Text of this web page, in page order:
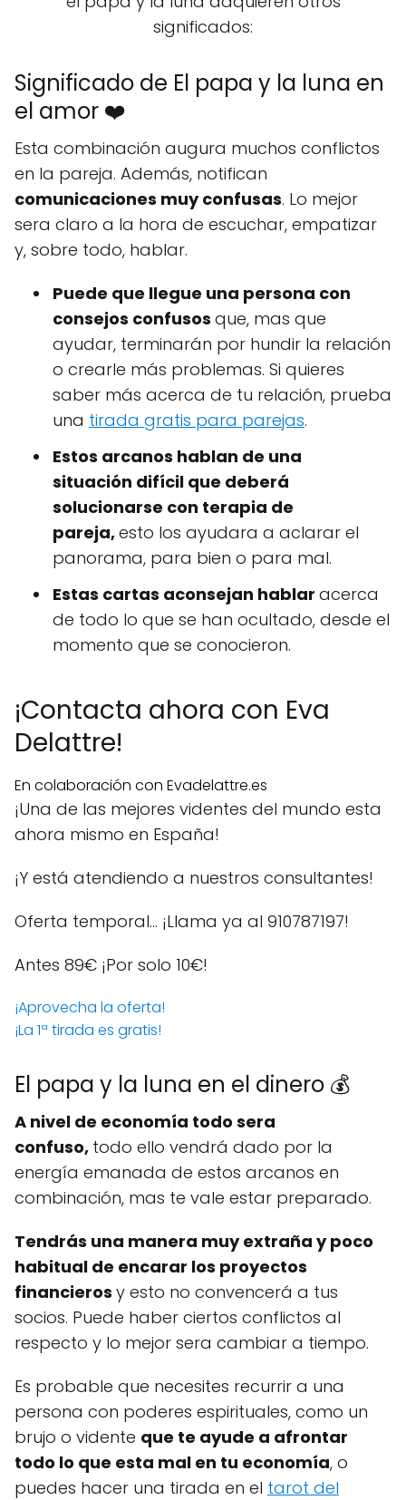
significados:
Significado de El papa y la luna en
el amor ❤️
Esta combinación augura muchos conflictos
en la pareja. Además, notifican
comunicaciones muy confusas. Lo mejor
sera claro a la hora de escuchar, empatizar
y, sobre todo, hablar.
Puede que llegue una persona con
consejos confusos que, mas que
ayudar, terminarán por hundir la relación
o crearle más problemas. Si quieres
saber más acerca de tu relación, prueba
una tirada gratis para parejas.
Estos arcanos hablan de una
situación difícil que deberá
solucionarse con terapia de
pareja,esto los ayudara a aclarar el
panorama, para bien o para mal.
Estas cartas aconsejan hablar acerca
de todo lo que se han ocultado, desde el
momento que se conocieron.
¡Contacta ahora con Eva
Delattre!
En colaboración con Evadelattre.es
¡Una de las mejores videntes del mundo esta
ahora mismo en España!
¡Y está atendiendo a nuestros consultantes!
Oferta temporal… ¡Llama ya al 910787197!
Antes 89€ ¡Por solo 10€!
¡Aprovecha la oferta!
¡La 1ª tirada es gratis!
El papa y la luna en el dinero 💰
A nivel de economía todo sera
confuso, todo ello vendrá dado por la
energía emanada de estos arcanos en
combinación, mas te vale estar preparado.
Tendrás una manera muy extraña y poco
habitual de encarar los proyectos
financieros y esto no convencerá a tus
socios. Puede haber ciertos conflictos al
respecto y lo mejor sera cambiar a tiempo.
Es probable que necesites recurrir a una
persona con poderes espirituales, como un
brujo o vidente que te ayude a afrontar
todo lo que esta mal en tu economía, o
puedes hacer una tirada en el tarot del